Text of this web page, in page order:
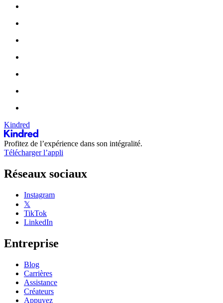
Kindred
Profitez de l’expérience dans son intégralité.
Télécharger l’appli
Réseaux sociaux
Instagram
𝕏
TikTok
LinkedIn
Entreprise
Blog
Carrières
Assistance
Créateurs
Appuyez